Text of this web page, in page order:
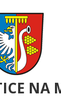
NA